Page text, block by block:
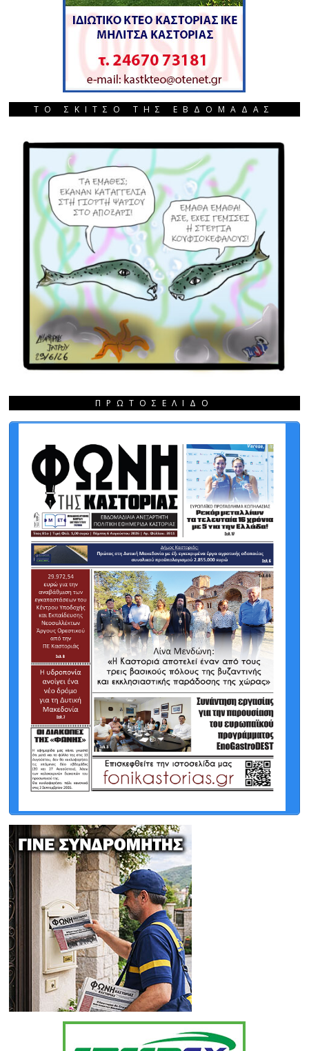
ΤΟ ΣΚΙΤΣΟ ΤΗΣ ΕΒΔΟΜΑΔΑΣ
ΠΡΩΤΟΣΈΛΙΔΟ